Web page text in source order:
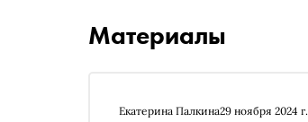
Материалы
Екатерина Палкина29 ноября 2024 г.